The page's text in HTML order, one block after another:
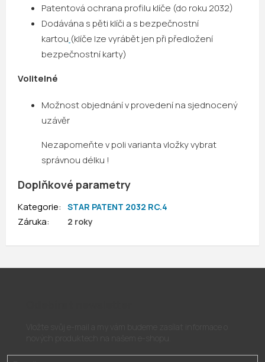
Patentová ochrana profilu klíče (do roku 2032)
Dodávána s pěti klíči a s bezpečnostní
kartou (klíče lze vyrábět jen při předložení
bezpečnostní karty)
Volitelné
Možnost objednání v provedení na sjednocený
uzávěr
Nezapomeňte v poli varianta vložky vybrat
správnou délku !
Doplňkové parametry
Kategorie: STAR PATENT 2032 RC.4
Záruka: 2 roky